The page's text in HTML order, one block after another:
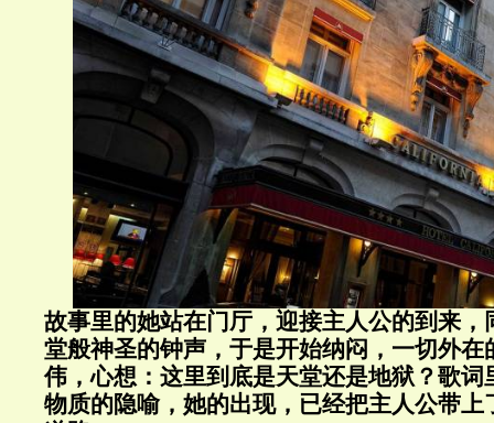
故事里的她站在门厅，迎接主人公的到来，
堂般神圣的钟声，于是开始纳闷，一切外在
伟，心想：这里到底是天堂还是地狱？歌词
物质的隐喻，她的出现，已经把主人公带上